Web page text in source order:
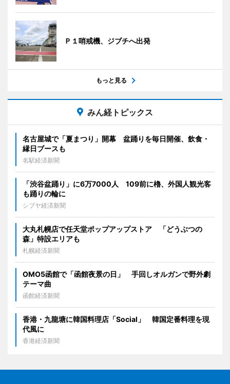
Ｐ１哨戒機、ジブチへ出発
もっと見る
みん経トピックス
名古屋城で「夏まつり」開幕 盆踊りを毎日開催、飲食・
縁日ブースも
名駅経済新聞
「渋谷盆踊り」に6万7000人 109前に櫓、外国人観光客
も踊りの輪に
シブヤ経済新聞
大丸札幌店で任天堂ポップアップストア 「どうぶつの
森」特設エリアも
札幌経済新聞
OMO5函館で「函館夜景の日」 手回しオルガンで野外劇
テーマ曲
函館経済新聞
香港・九龍塘に韓国料理店「Social」 韓国定番料理を現
代風に
香港経済新聞